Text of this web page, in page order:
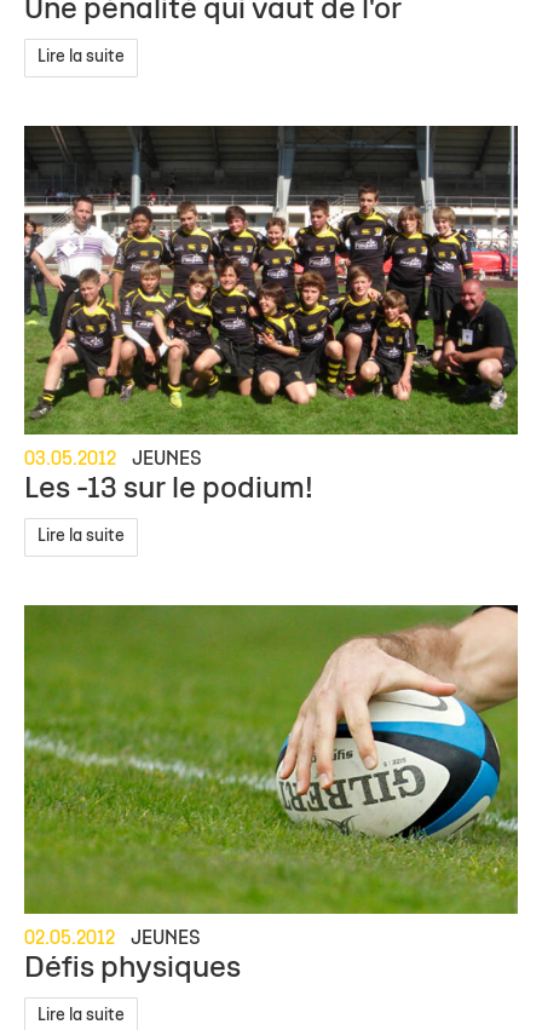
Une pénalité qui vaut de l'or
Lire la suite
03.05.2012 JEUNES
Les -13 sur le podium!
Lire la suite
02.05.2012 JEUNES
Défis physiques
Lire la suite